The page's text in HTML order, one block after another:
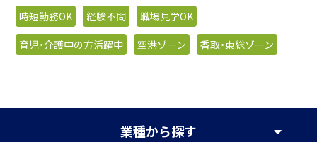
時短勤務OK
経験不問
職場見学OK
育児・介護中の方活躍中
空港ゾーン 香取・東総ゾーン
業種から探す